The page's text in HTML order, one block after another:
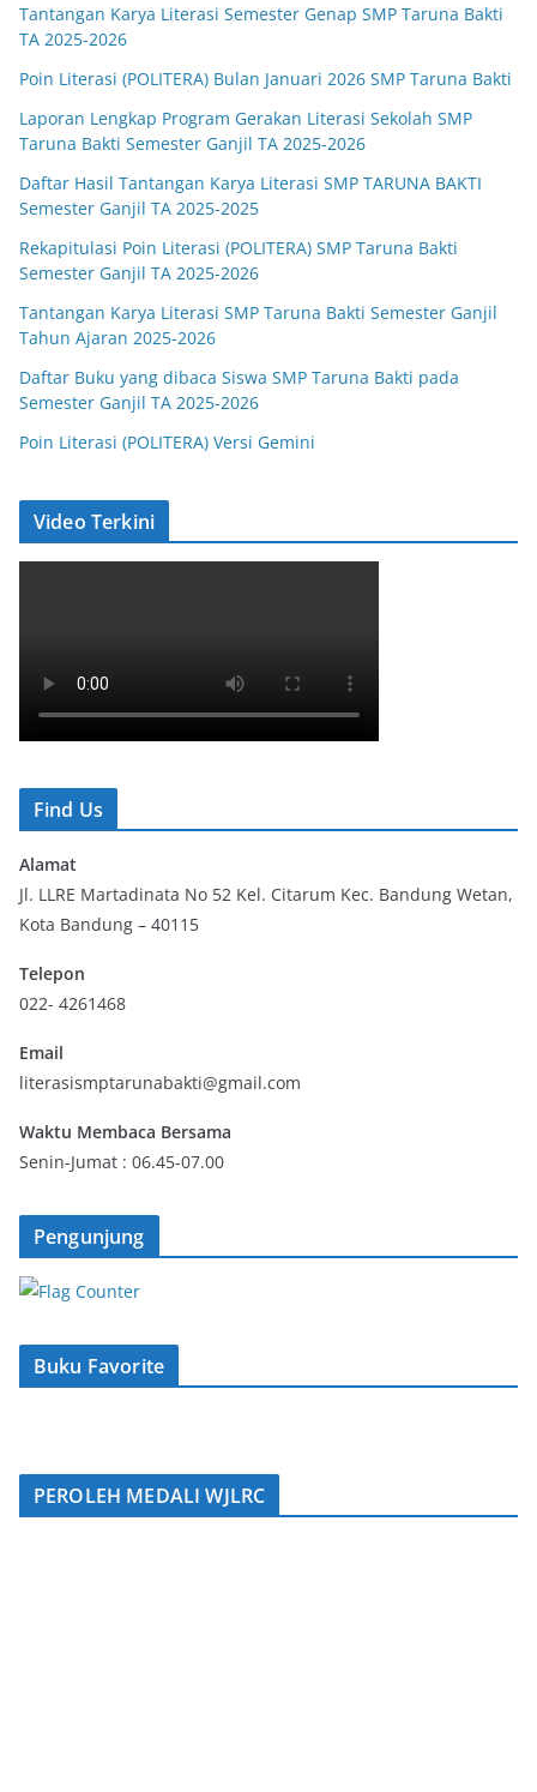
Tantangan Karya Literasi Semester Genap SMP Taruna Bakti
TA 2025-2026
Poin Literasi (POLITERA) Bulan Januari 2026 SMP Taruna Bakti
Laporan Lengkap Program Gerakan Literasi Sekolah SMP
Taruna Bakti Semester Ganjil TA 2025-2026
Daftar Hasil Tantangan Karya Literasi SMP TARUNA BAKTI
Semester Ganjil TA 2025-2025
Rekapitulasi Poin Literasi (POLITERA) SMP Taruna Bakti
Semester Ganjil TA 2025-2026
Tantangan Karya Literasi SMP Taruna Bakti Semester Ganjil
Tahun Ajaran 2025-2026
Daftar Buku yang dibaca Siswa SMP Taruna Bakti pada
Semester Ganjil TA 2025-2026
Poin Literasi (POLITERA) Versi Gemini
Video Terkini
Find Us
Alamat
Jl. LLRE Martadinata No 52 Kel. Citarum Kec. Bandung Wetan,
Kota Bandung – 40115
Telepon
022- 4261468
Email
literasismptarunabakti@gmail.com
Waktu Membaca Bersama
Senin-Jumat : 06.45-07.00
Pengunjung
Buku Favorite
PEROLEH MEDALI WJLRC